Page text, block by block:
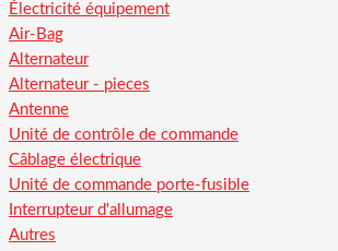
Électricité équipement
Air-Bag
Alternateur
Alternateur - pieces
Antenne
Unité de contrôle de commande
Câblage électrique
Unité de commande porte-fusible
Interrupteur d'allumage
Autres